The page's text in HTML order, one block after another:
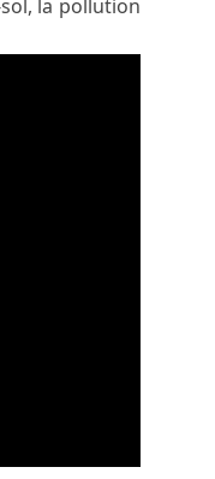
la pollution